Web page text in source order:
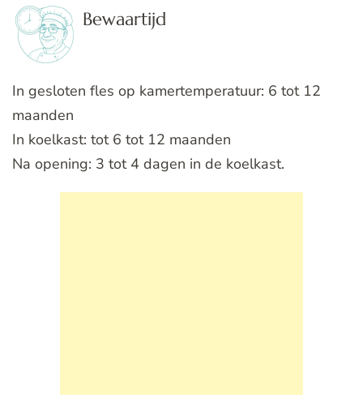
Bewaartijd
In gesloten fles op kamertemperatuur: 6 tot 12
maanden
In koelkast: tot 6 tot 12 maanden
Na opening: 3 tot 4 dagen in de koelkast.